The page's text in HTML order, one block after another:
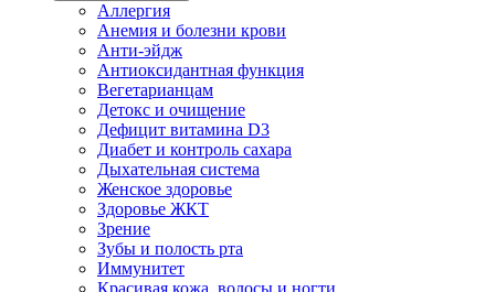
Аллергия
Анемия и болезни крови
Анти-эйдж
Антиоксидантная функция
Вегетарианцам
Детокс и очищение
Дефицит витамина D3
Диабет и контроль сахара
Дыхательная система
Женское здоровье
Здоровье ЖКТ
Зрение
Зубы и полость рта
Иммунитет